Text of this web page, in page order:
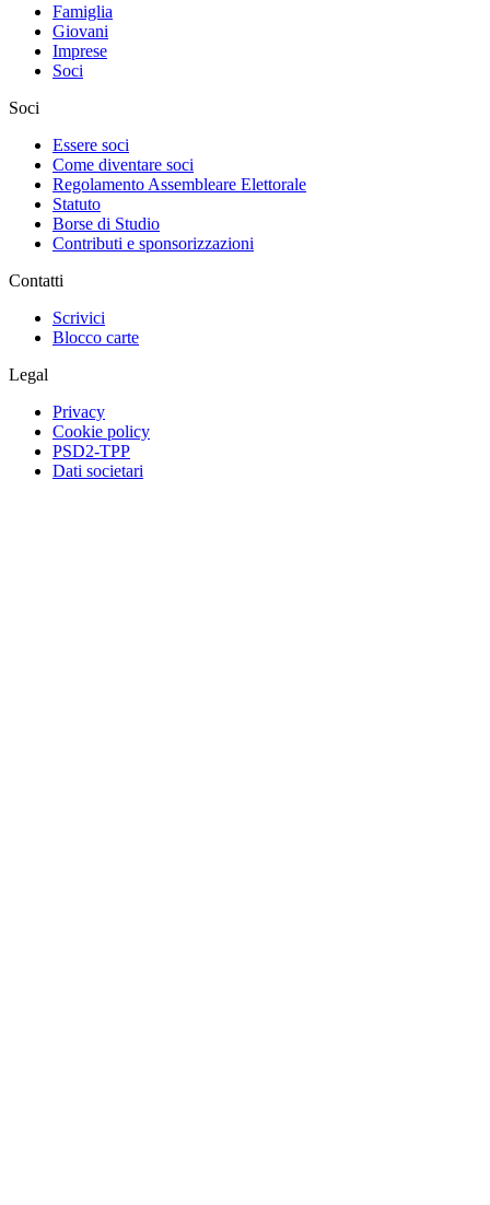
Famiglia
Giovani
Imprese
Soci
Soci
Essere soci
Come diventare soci
Regolamento Assembleare Elettorale
Statuto
Borse di Studio
Contributi e sponsorizzazioni
Contatti
Scrivici
Blocco carte
Legal
Privacy
Cookie policy
PSD2-TPP
Dati societari